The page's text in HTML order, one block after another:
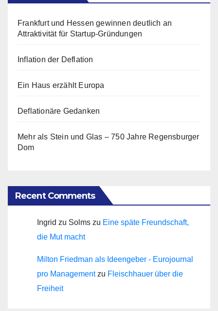
Frankfurt und Hessen gewinnen deutlich an
Attraktivität für Startup-Gründungen
Inflation der Deflation
Ein Haus erzählt Europa
Deflationäre Gedanken
Mehr als Stein und Glas – 750 Jahre Regensburger
Dom
Recent Comments
Ingrid zu Solms zu Eine späte Freundschaft,
die Mut macht
Milton Friedman als Ideengeber - Eurojournal
pro Managementzu Fleischhauer über die
Freiheit